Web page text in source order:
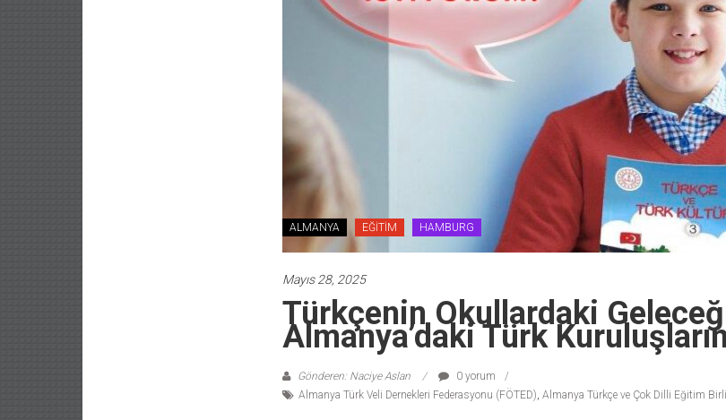
ALMANYA EĞİTİM HAMBURG
Mayıs 28, 2025
Türkçenin Okullardaki
Almanya’daki Türk
Gönderen: Naciye Aslan
0 yorum
Almanya Türk Veli Dernekleri Federasyonu (FÖTED), Almanya Türkçe ve Çok Dilli Eğitim